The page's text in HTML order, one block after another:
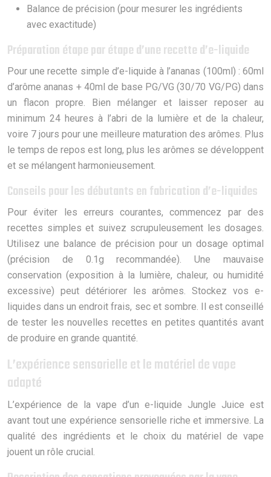
Balance de précision (pour mesurer les ingrédients
avec exactitude)
Préparation étape par étape d’une recette d’e-liquide
Pour une recette simple d’e-liquide à l’ananas (100ml) : 60ml
d’arôme ananas + 40ml de base PG/VG (30/70 VG/PG) dans
un flacon propre. Bien mélanger et laisser reposer au
minimum 24 heures à l’abri de la lumière et de la chaleur,
voire 7 jours pour une meilleure maturation des arômes. Plus
le temps de repos est long, plus les arômes se développent
et se mélangent harmonieusement.
Conseils pour les débutants en fabrication d’e-liquides
Pour éviter les erreurs courantes, commencez par des
recettes simples et suivez scrupuleusement les dosages.
Utilisez une balance de précision pour un dosage optimal
(précision de 0.1g recommandée). Une mauvaise
conservation (exposition à la lumière, chaleur, ou humidité
excessive) peut détériorer les arômes. Stockez vos e-
liquides dans un endroit frais, sec et sombre. Il est conseillé
de tester les nouvelles recettes en petites quantités avant
de produire en grande quantité.
L’expérience sensorielle et le matériel de vape
adapté
L’expérience de la vape d’un e-liquide Jungle Juice est
avant tout une expérience sensorielle riche et immersive. La
qualité des ingrédients et le choix du matériel de vape
jouent un rôle crucial.